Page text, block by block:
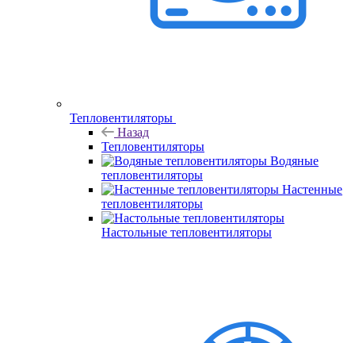
Тепловентиляторы
Назад
Тепловентиляторы
Водяные
тепловентиляторы
Настенные
тепловентиляторы
Настольные тепловентиляторы